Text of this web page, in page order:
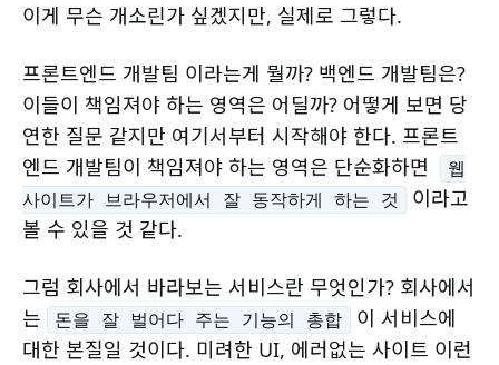
이게 무슨 개소린가 싶겠지만, 실제로 그렇다.
프론트엔드 개발팀 이라는게 뭘까? 백엔드 개발팀은?
이들이 책임져야 하는 영역은 어딜까? 어떻게 보면 당
연한 질문 같지만 여기서부터 시작해야 한다. 프론트
엔드 개발팀이 책임져야 하는 영역은 단순화하면
웹
사이트가 브라우저에서 잘 동작하게 하는 것
이라고
볼 수 있을 것 같다.
그럼 회사에서 바라보는 서비스란 무엇인가? 회사에서
는
돈을 잘 벌어다 주는 기능의 총합
이 서비스에
대한 본질일 것이다. 미려한 UI, 에러없는 사이트 이런